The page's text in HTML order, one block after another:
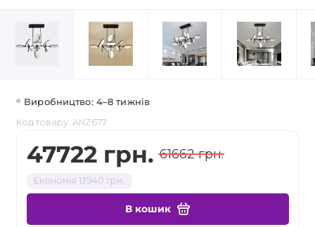
Виробництво: 4–8 тижнів
Код товару: ANZ677
47722 грн. 61662 грн.
Економія 13940 грн.
В кошик